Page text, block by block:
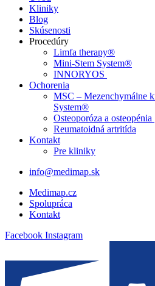
Kliniky
Blog
Skúsenosti
Procedúry
Limfa therapy®
Mini-Stem System®
INNORYOS
Ochorenia
MSC – Mezenchymálne
System®
Osteoporóza a osteopénia
Reumatoidná artritída
Kontakt
Pre kliniky
info@medimap.sk
Medimap.cz
Spolupráca
Kontakt
Facebook Instagram